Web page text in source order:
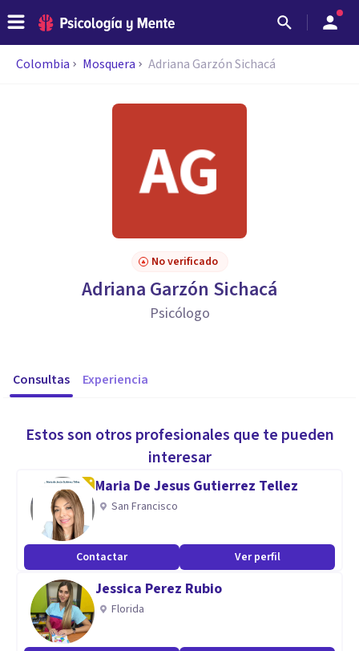
Colombia Mosquera Adriana Garzón Sichacá
No verificado
Adriana Garzón Sichacá
Psicólogo
Consultas Experiencia
Estos son otros profesionales que te pueden
interesar
Maria De Jesus Gutierrez Tellez
San Francisco
Contactar Ver perfil
Jessica Perez Rubio
Florida